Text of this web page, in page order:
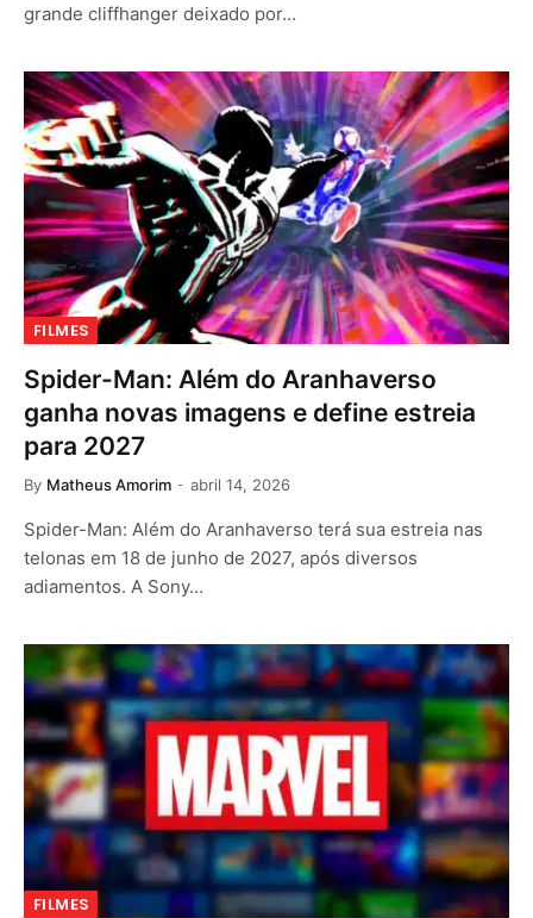
grande cliffhanger deixado por…
FILMES
Spider-Man: Além do Aranhaverso
ganha novas imagens e define estreia
para 2027
By Matheus Amorim abril 14, 2026
Spider-Man: Além do Aranhaverso terá sua estreia nas
telonas em 18 de junho de 2027, após diversos
adiamentos. A Sony…
FILMES